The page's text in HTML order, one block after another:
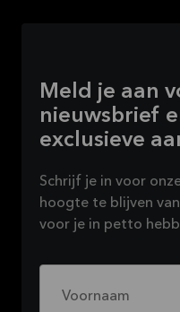
Meld je aan
nieuwsbrief
exclusieve
Schrijf je in voor
hoogte te blijven
voor je in petto
Voornaam